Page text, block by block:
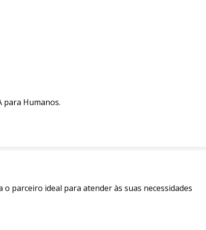
para Humanos.
o parceiro ideal para atender às suas necessidades